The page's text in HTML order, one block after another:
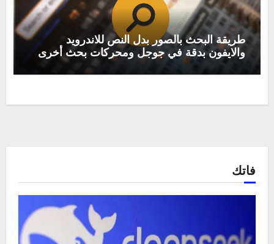
طريقة البحث بالصور بدل النص للاندرويد
والايفون بدقة في جوجل ومحركات بحث أخرى
فاتك